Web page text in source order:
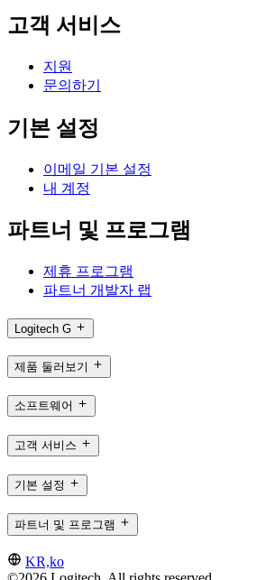
고객 서비스
지원
문의하기
기본 설정
이메일 기본 설정
내 계정
파트너 및 프로그램
제휴 프로그램
파트너 개발자 랩
Logitech G
제품 둘러보기
소프트웨어
고객 서비스
기본 설정
파트너 및 프로그램
KR,ko